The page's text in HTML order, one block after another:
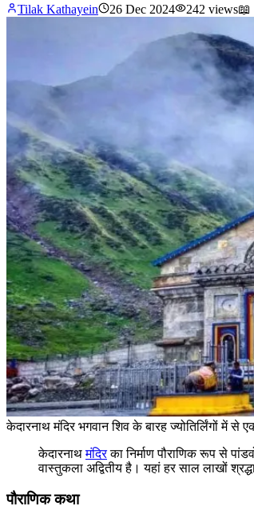
Tilak Kathayein 26 Dec 2024 242 views📖
केदारनाथ मंदिर भगवान शिव के बारह ज्योतिर्लिंगों में से
केदारनाथमंदिरका निर्माण पौराणिक रूप से
वास्तुकला अद्वितीय है। यहां हर साल लाखों
पौराणिक कथा